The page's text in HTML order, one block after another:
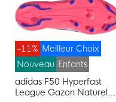
Meilleur Choix
-11%
Nouveau Enfants
adidas F50 Hyperfast
League Gazon Naturel